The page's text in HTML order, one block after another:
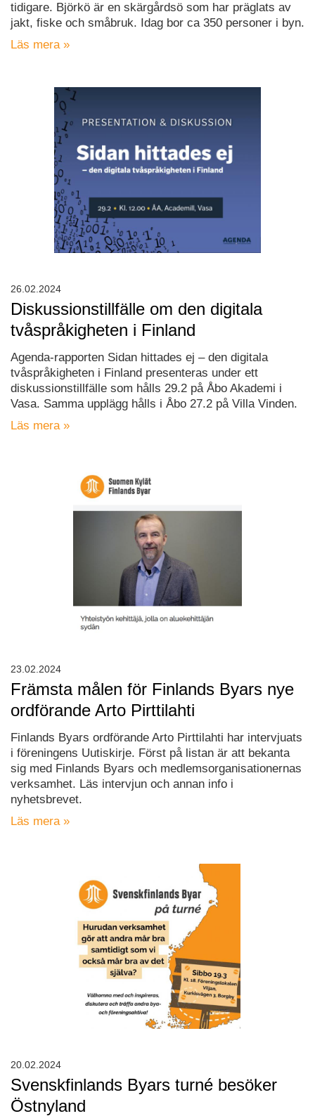
tidigare. Björkö är en skärgårdsö som har präglats av
jakt, fiske och småbruk. Idag bor ca 350 personer i byn.
Läs mera »
Diskussionstillfälle om den digitala
tvåspråkigheten i Finland
Agenda-rapporten Sidan hittades ej – den digitala
tvåspråkigheten i Finland presenteras under ett
diskussionstillfälle som hålls 29.2 på Åbo Akademi i
Vasa. Samma upplägg hålls i Åbo 27.2 på Villa Vinden.
Läs mera »
26.02.2024
Främsta målen för Finlands Byars nye
ordförande Arto Pirttilahti
Finlands Byars ordförande Arto Pirttilahti har intervjuats
i föreningens Uutiskirje. Först på listan är att bekanta
sig med Finlands Byars och medlemsorganisationernas
verksamhet. Läs intervjun och annan info i
nyhetsbrevet.
Läs mera »
23.02.2024
Svenskfinlands Byars turné besöker
Östnyland
20.02.2024